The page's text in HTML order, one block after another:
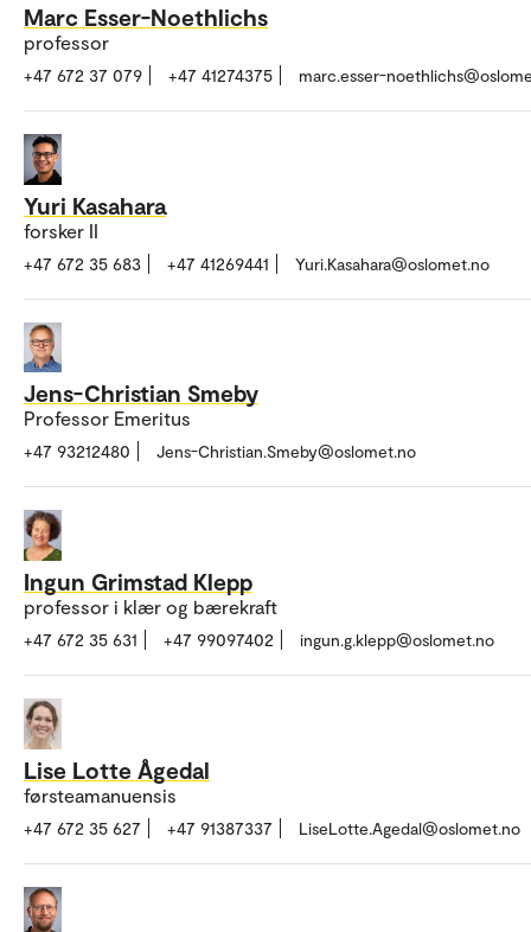
Marc Esser-Noethlichs
professor
+47 672 37 079 +47 41274375 marc.esser-
Yuri Kasahara
forsker II
+47 672 35 683 +47 41269441 Yuri.Kasahara@oslomet.no
Jens-Christian Smeby
Professor Emeritus
+47 93212480 Jens-Christian.Smeby@oslomet.no
Ingun Grimstad Klepp
professor i klær og bærekraft
+47 672 35 631 +47 99097402 ingun.g.klepp@oslomet.no
Lise Lotte Ågedal
førsteamanuensis
+47 672 35 627 +47 91387337 LiseLotte.Agedal@oslomet.no